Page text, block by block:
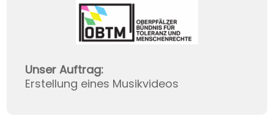
Unser Auftrag:
Erstellung eines Musikvideos